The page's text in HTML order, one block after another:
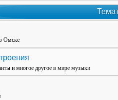
Омске
и многое другое в мире музыки